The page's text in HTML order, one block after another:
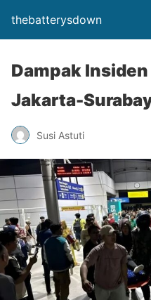
thebatterysdown
Dampak
Jakarta-
Susi Astuti